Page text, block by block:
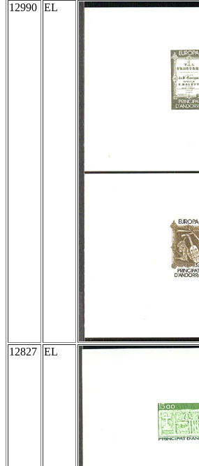
12990 EL
12827 EL